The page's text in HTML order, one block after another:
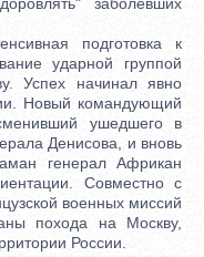
подготовка к
ударной группой
Успех начинал явно
Новый командующий
ушедшего в
Денисова, и вновь
генерал Африкан
Совместно с
военных миссий
похода на Москву,
России.